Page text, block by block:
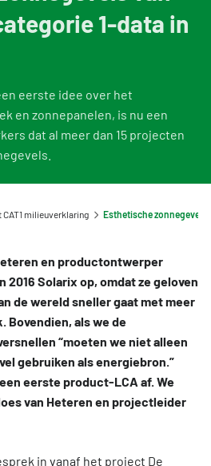
de databases
en fabrikanten
Vlekken
toetser of opsteller
milieudata & LCA's
trainingen
Academy
werkt het stelsel
Milieudatabase
Zoeken
1-data in
eerste idee over het
en zonnepanelen, is nu een
dat al meer dan 15 projecten
milieuverklaring
en productontwerper
Solarix op, omdat ze geloven
de wereld sneller gaat met meer
Bovendien, als we de
“moeten we niet alleen
gebruiken als energiebron.”
eerste product-LCA af. We
van Heteren en projectleider
in vanaf het project De